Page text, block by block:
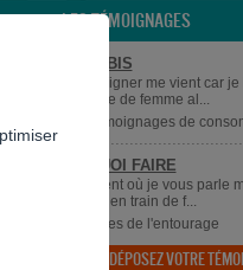
LES TÉMOIGNAGES
LE CANNABIS
L'envie de témoigner me vient car je
de témoignage de femme al...
Témoignages de
SAIS PLUS QUOI FAIRE
à tous, Au moment où je vous parle
qui à 43 ans est en train de f...
Témoignages de l'entourage
DÉPOSEZ VOTRE